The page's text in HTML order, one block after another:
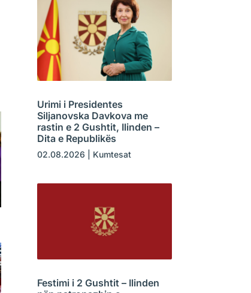
Urimi i Presidentes
Siljanovska Davkova me
rastin e 2 Gushtit, Ilinden –
Dita e Republikës
02.08.2026 Kumtesat
Festimi i 2 Gushtit – Ilinden